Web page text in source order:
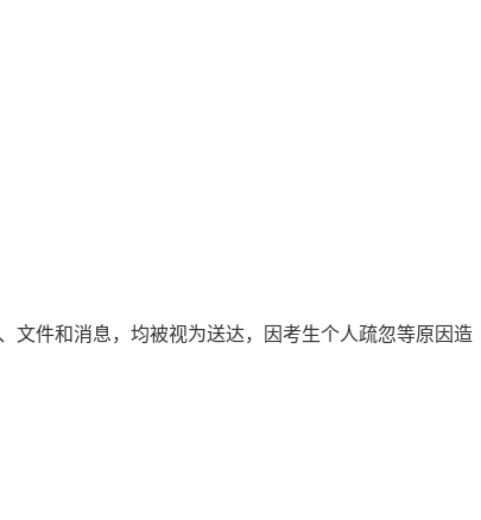
文件和消息，均被视为送达，因考生个人疏忽等原因造